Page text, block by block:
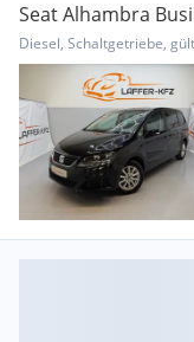
Seat Alhambra
KLIMAAUTO...
Diesel, Schaltgetriebe,